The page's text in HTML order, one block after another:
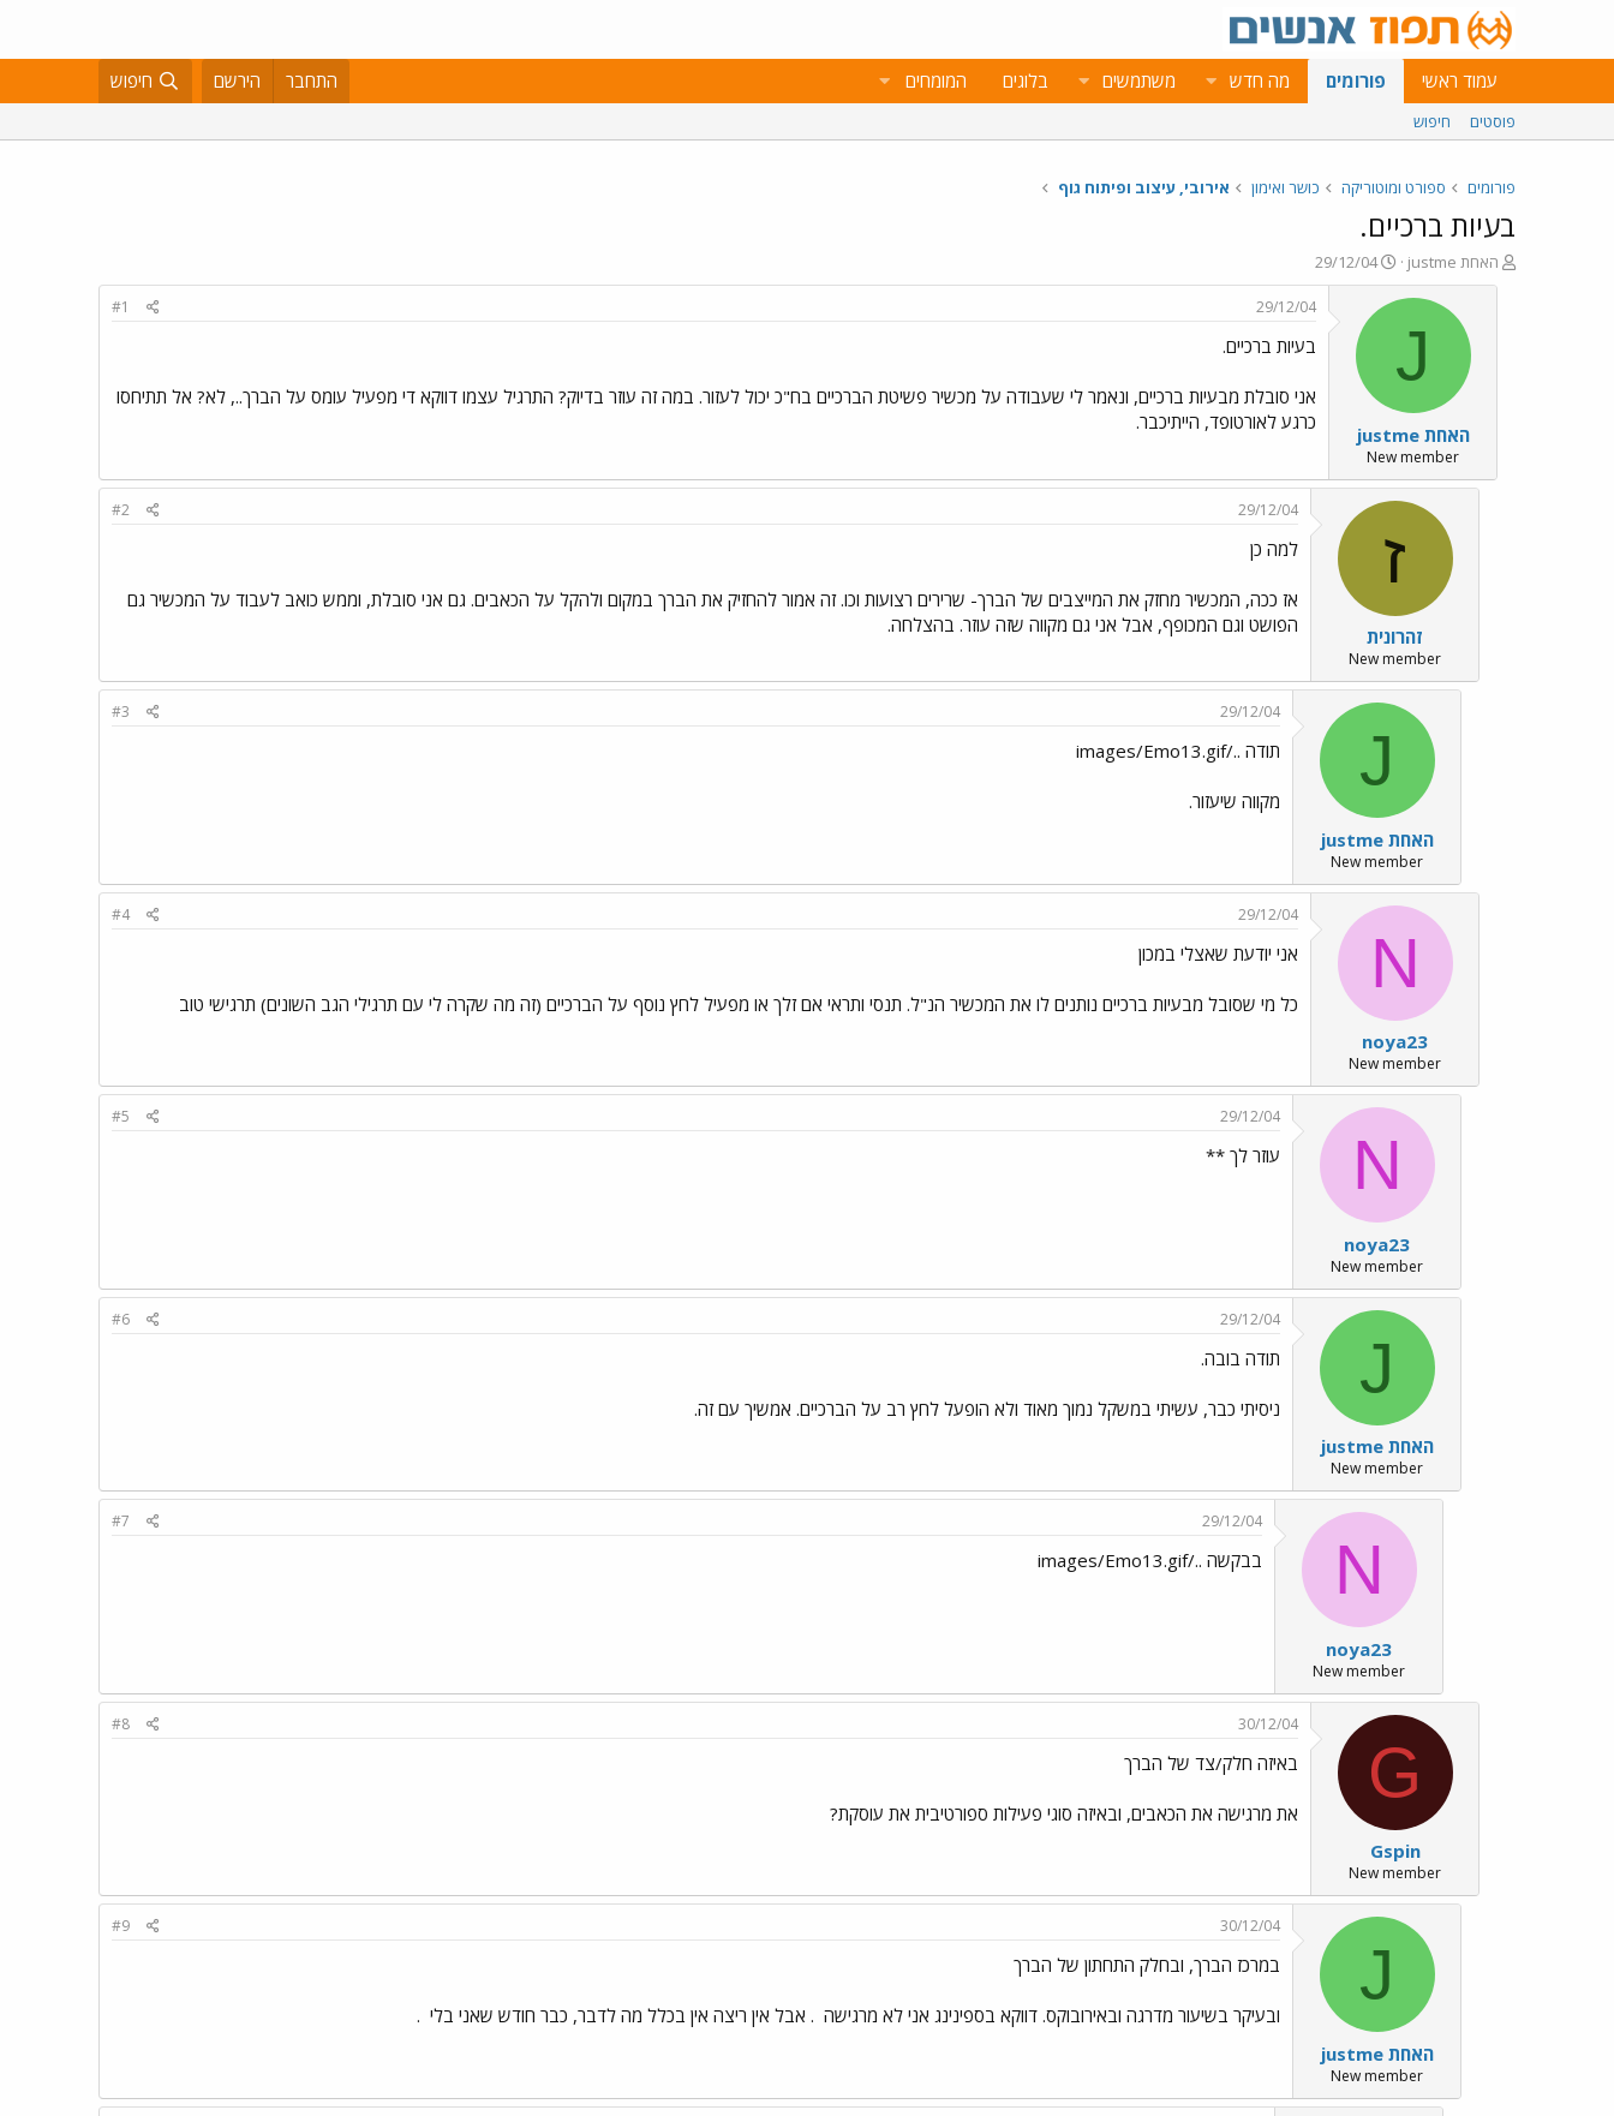
עמוד ראשי פורומים מה חדש משתמשים בלוגים המומחים התחבר הירשם חיפוש
פוסטים חיפוש
פורומים ספורט ומוטוריקה כושר ואימון אירובי, עיצוב ופיתוח גוף
בעיות ברכיים.
פ
ו
justme האחת
פ
ו
ס
ת
ר
י
ך
29/12/04
J
justme האחת
New member
29/12/04
#1
בעיות ברכיים.
אני סובלת מבעיות ברכיים, ונאמר לי שעבודה על מכשיר פשיטת הברכיים בח"כ יכול לעזור. במה זה עוזר בדיוק? התרגיל עצמו דווקא די מפעיל עומס על הברך.., לא? אל תתיחסו
כרגע לאורטופד, הייתיכבר.
ז
זהרונית
New member
29/12/04
#2
למה כן
אז ככה, המכשיר מחזק את המייצבים של הברך- שרירים רצועות וכו. זה אמור להחזיק את הברך במקום ולהקל על הכאבים. גם אני סובלת, וממש כואב לעבוד על המכשיר גם
הפושט וגם המכופף, אבל אני גם מקווה שזה עוזר. בהצלחה.
J
justme האחת
New member
29/12/04
#3
תודה ../images/Emo13.gif
מקווה שיעזור.
N
noya23
New member
29/12/04
#4
אני יודעת שאצלי במכון
כל מי שסובל מבעיות ברכיים נותנים לו את המכשיר הנ"ל. תנסי ותראי אם זלך או מפעיל לחץ נוסף על הברכיים (זה מה שקרה לי עם תרגילי הגב השונים) תרגישי טוב
N
noya23
New member
29/12/04
#5
עוזר לך **
J
justme האחת
New member
29/12/04
#6
תודה בובה.
ניסיתי כבר, עשיתי במשקל נמוך מאוד ולא הופעל לחץ רב על הברכיים. אמשיך עם זה.
N
noya23
New member
29/12/04
#7
בבקשה ../images/Emo13.gif
G
Gspin
New member
30/12/04
#8
באיזה חלק/צד של הברך
את מרגישה את הכאבים, ובאיזה סוגי פעילות ספורטיבית את עוסקת?
J
justme האחת
New member
30/12/04
#9
במרכז הברך, ובחלק התחתון של הברך
ובעיקר בשיעור מדרגה ובאירובוקס. דווקא בספינינג אני לא מרגישה . אבל אין ריצה אין בכלל מה לדבר, כבר חודש שאני בלי .